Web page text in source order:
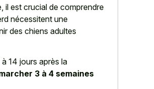
il est crucial de comprendre
nécessitent une
des chiens adultes
14 jours après la
3 à 4 semaines